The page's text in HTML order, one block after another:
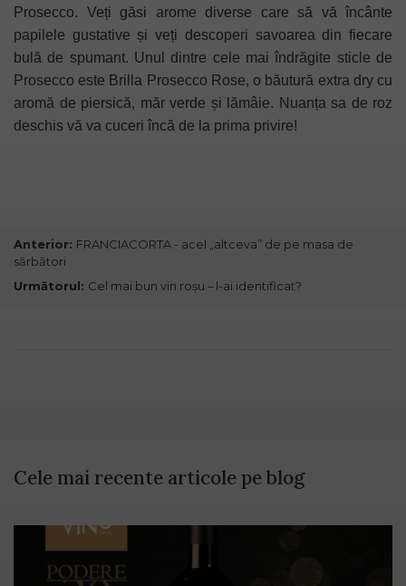
Prosecco. Veți găsi arome diverse care să vă încânte
papilele gustative și veți descoperi savoarea din fiecare
bulă de spumant. Unul dintre cele mai îndrăgite sticle de
Prosecco este Brilla Prosecco Rose, o băutură extra dry cu
aromă de piersică, măr verde și lămâie. Nuanța sa de roz
deschis vă va cuceri încă de la prima privire!
Anterior: FRANCIACORTA - acel „altceva” de pe masa de
sărbători
Următorul: Cel mai bun vin roșu – l-ai identificat?
Cele mai recente articole pe blog